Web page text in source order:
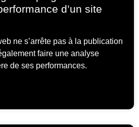
d’un site
ne s’arrête pas à la publication
faire une analyse
de ses performances.